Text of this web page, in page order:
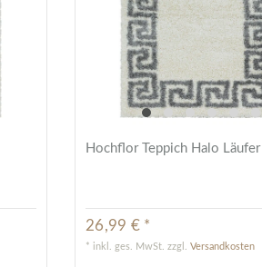
Hochflor Teppich Halo Läufer
26,99 € *
* inkl. ges. MwSt. zzgl.Versandkosten